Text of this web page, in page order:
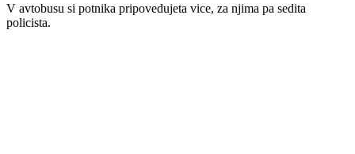
V avtobusu si potnika pripovedujeta vice, za njima pa sedita
policista.